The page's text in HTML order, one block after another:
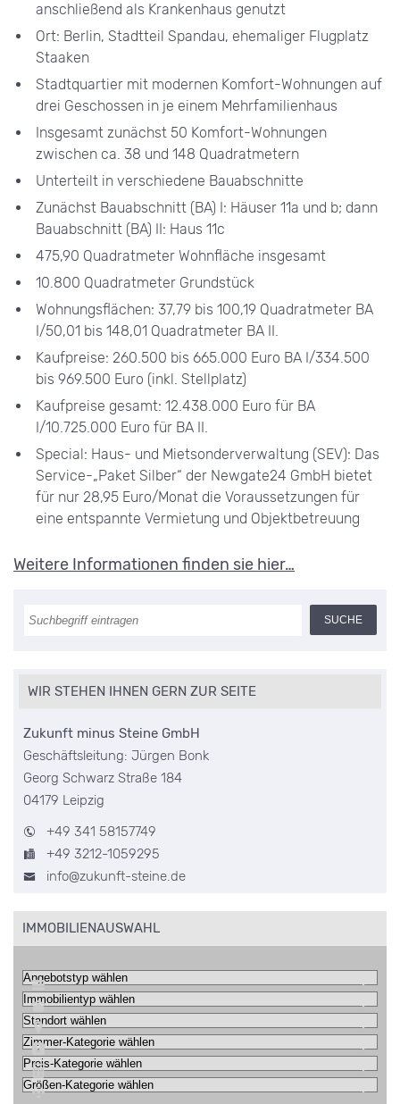
anschließend als Krankenhaus genutzt
Ort: Berlin, Stadtteil Spandau, ehemaliger Flugplatz
Staaken
Stadtquartier mit modernen Komfort-Wohnungen auf
drei Geschossen in je einem Mehrfamilienhaus
Insgesamt zunächst 50 Komfort-Wohnungen
zwischen ca. 38 und 148 Quadratmetern
Unterteilt in verschiedene Bauabschnitte
Zunächst Bauabschnitt (BA) I: Häuser 11a und b; dann
Bauabschnitt (BA) II: Haus 11c
475,90 Quadratmeter Wohnfläche insgesamt
10.800 Quadratmeter Grundstück
Wohnungsflächen: 37,79 bis 100,19 Quadratmeter BA
I/50,01 bis 148,01 Quadratmeter BA II.
Kaufpreise: 260.500 bis 665.000 Euro BA I/334.500
bis 969.500 Euro (inkl. Stellplatz)
Kaufpreise gesamt: 12.438.000 Euro für BA
I/10.725.000 Euro für BA II.
Special: Haus- und Mietsonderverwaltung (SEV): Das
Service-„Paket Silber“ der Newgate24 GmbH bietet
für nur 28,95 Euro/Monat die Voraussetzungen für
eine entspannte Vermietung und Objektbetreuung
Weitere Informationen finden sie hier…
WIR STEHEN IHNEN GERN ZUR SEITE
Zukunft minus Steine GmbH
Geschäftsleitung: Jürgen Bonk
Georg Schwarz Straße 184
04179 Leipzig
+49 341 58157749
+49 3212-1059295
info@zukunft-steine.de
IMMOBILIENAUSWAHL